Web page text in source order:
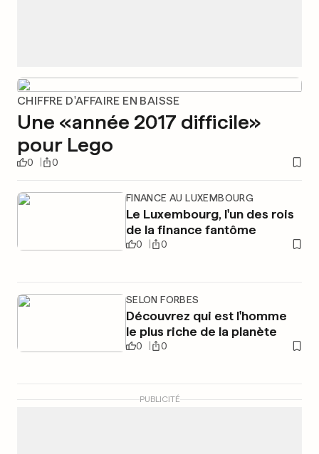
CHIFFRE D'AFFAIRE EN BAISSE
Une «année 2017 difficile»
pour Lego
0 0
FINANCE AU LUXEMBOURG
Le Luxembourg, l'un des rois
de la finance fantôme
0 0
SELON FORBES
Découvrez qui est l'homme
le plus riche de la planète
0 0
PUBLICITÉ